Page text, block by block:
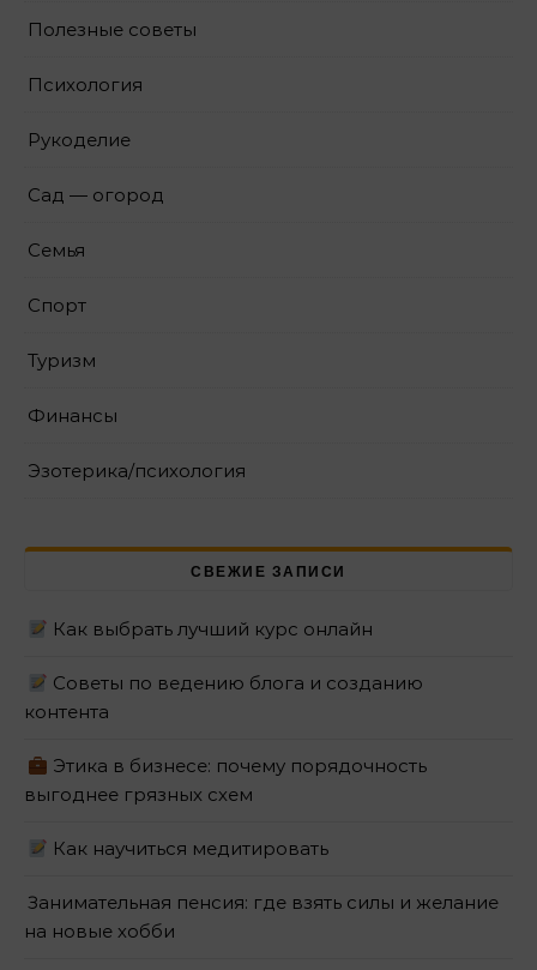
Полезные советы
Психология
Рукоделие
Сад — огород
Семья
Спорт
Туризм
Финансы
Эзотерика/психология
СВЕЖИЕ ЗАПИСИ
Как выбрать лучший курс онлайн
Советы по ведению блога и созданию
контента
Этика в бизнесе: почему порядочность
выгоднее грязных схем
Как научиться медитировать
Занимательная пенсия: где взять силы и желание
на новые хобби